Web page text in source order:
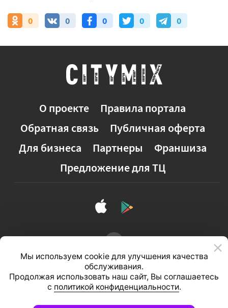
0 0 0 0 0
О проекте
Правила портала
Обратная связь
Публичная оферта
Для бизнеса
Партнеры
Франшиза
Предложение для ТЦ
Полная версия сайта
Мы используем cookie для улучшения качества
обслуживания.
Продолжая использовать наш сайт, Вы соглашаетесь
с политикой конфиденциальности.